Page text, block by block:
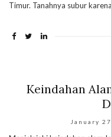
Timur. Tanahnya subur
Keindahan
January